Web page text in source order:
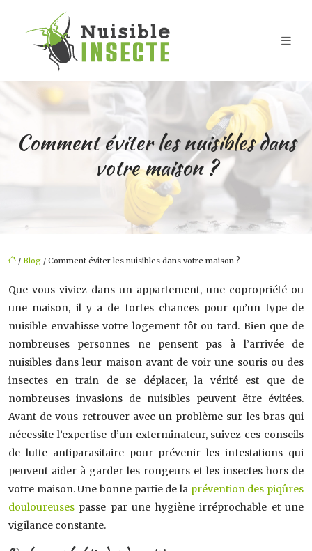
Comment éviter les nuisibles dans
votre maison ?
/ Blog / Comment éviter les nuisibles dans votre maison ?
Que vous viviez dans un appartement, une copropriété ou
une maison, il y a de fortes chances pour qu’un type de
nuisible envahisse votre logement tôt ou tard. Bien que de
nombreuses personnes ne pensent pas à l’arrivée de
nuisibles dans leur maison avant de voir une souris ou des
insectes en train de se déplacer, la vérité est que de
nombreuses invasions de nuisibles peuvent être évitées.
Avant de vous retrouver avec un problème sur les bras qui
nécessite l’expertise d’un exterminateur, suivez ces conseils
de lutte antiparasitaire pour prévenir les infestations qui
peuvent aider à garder les rongeurs et les insectes hors de
votre maison. Une bonne partie de la prévention des piqûres
douloureuses passe par une hygiène irréprochable et une
vigilance constante.